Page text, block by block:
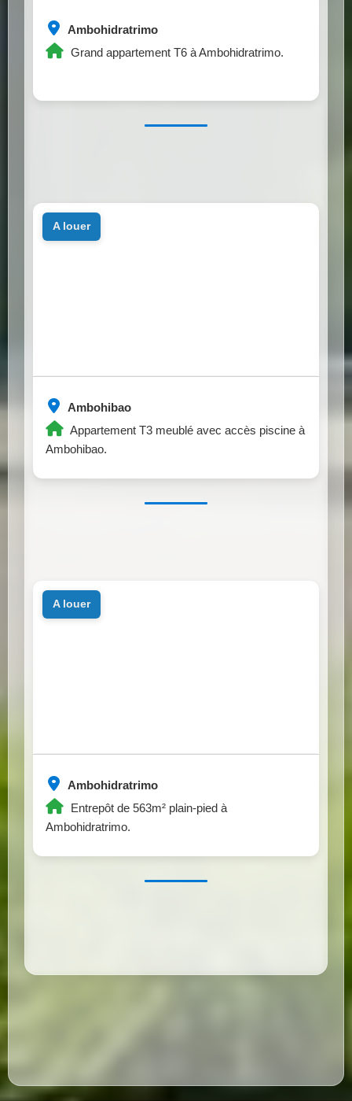
Ambohidratrimo
Grand appartement T6 à Ambohidratrimo.
Ambohibao
Appartement T3 meublé avec accès piscine à
Ambohibao.
a louer
Ambohidratrimo
Entrepôt de 563m² plain-pied à
Ambohidratrimo.
a louer